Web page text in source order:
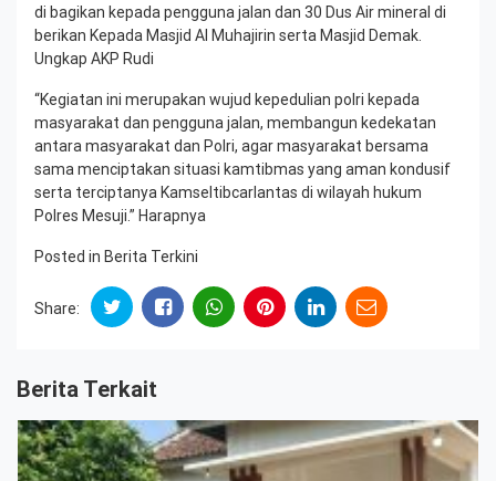
di bagikan kepada pengguna jalan dan 30 Dus Air mineral di
berikan Kepada Masjid Al Muhajirin serta Masjid Demak.
Ungkap AKP Rudi
“Kegiatan ini merupakan wujud kepedulian polri kepada
masyarakat dan pengguna jalan, membangun kedekatan
antara masyarakat dan Polri, agar masyarakat bersama
sama menciptakan situasi kamtibmas yang aman kondusif
serta terciptanya Kamseltibcarlantas di wilayah hukum
Polres Mesuji.” Harapnya
Posted in Berita Terkini
Share:
Berita Terkait